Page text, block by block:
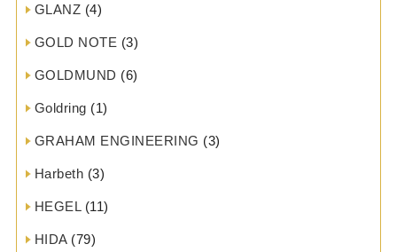
GLANZ (4)
GOLD NOTE (3)
GOLDMUND (6)
Goldring (1)
GRAHAM ENGINEERING (3)
Harbeth (3)
HEGEL(11)
HIDA(79)